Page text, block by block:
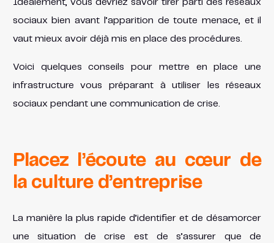
Idéalement, vous devriez savoir tirer parti des réseaux
sociaux bien avant l’apparition de toute menace, et il
vaut mieux avoir déjà mis en place des procédures.
Voici quelques conseils pour mettre en place une
infrastructure vous préparant à utiliser les réseaux
sociaux pendant une communication de crise.
Placez l’écoute au cœur de
la culture d’entreprise
La manière la plus rapide d’identifier et de désamorcer
une situation de crise est de s’assurer que de